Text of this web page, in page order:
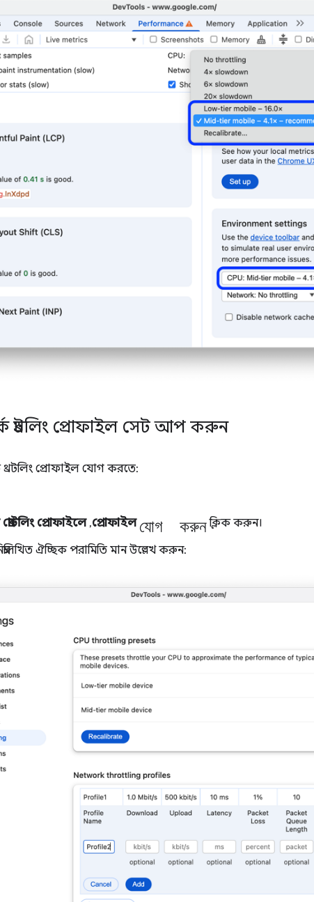
থ্রটলিং প্রোফাইল সেট আপ করুন
প্রোফাইল যোগ করতে:
প্রোফাইলে,প্রোফাইল যোগ করুনক্লিক করুন।
ঐচ্ছিক পরামিতি মান উল্লেখ করুন: